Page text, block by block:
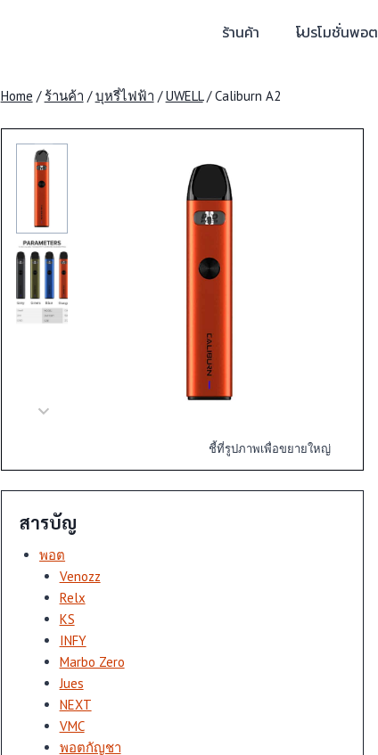
ร้านค้า โปรโมชั่นพอต
Home / ร้านค้า / บุหรี่ไฟฟ้า / UWELL / Caliburn A2
ชี้ที่รูปภาพเพื่อขยายใหญ่
สารบัญ
พอต
Venozz
Relx
KS
INFY
Marbo Zero
Jues
NEXT
VMC
พอตกัญชา